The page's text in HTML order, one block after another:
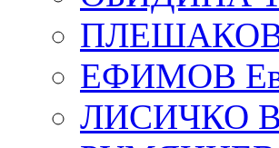
ПЛЕШАКОВ
ЕФИМОВ
ЛИСИЧКО